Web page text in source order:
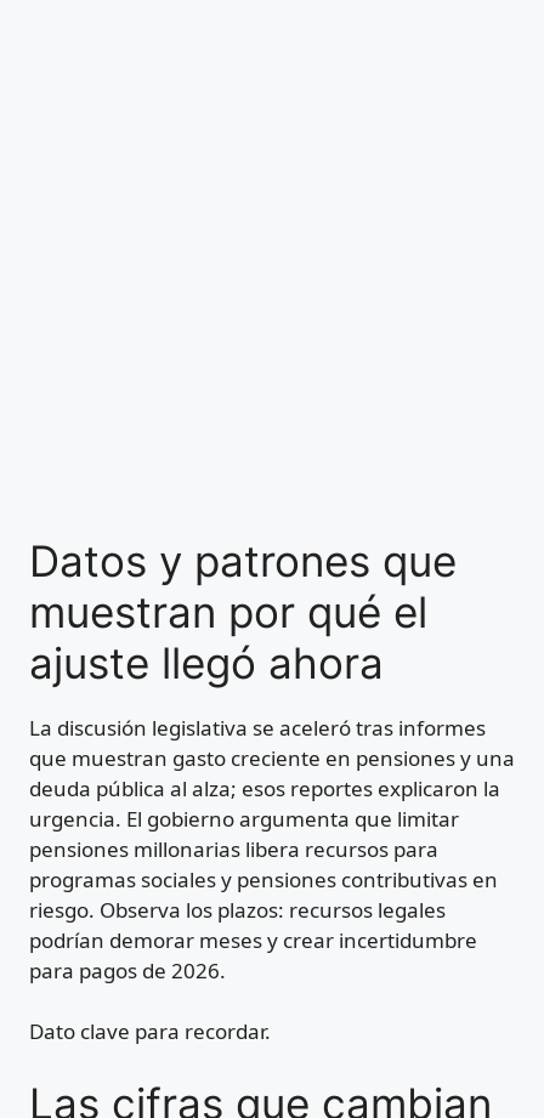
Datos y patrones que
muestran por qué el
ajuste llegó ahora
La discusión legislativa se aceleró tras informes
que muestran gasto creciente en pensiones y una
deuda pública al alza; esos reportes explicaron la
urgencia. El gobierno argumenta que limitar
pensiones millonarias libera recursos para
programas sociales y pensiones contributivas en
riesgo. Observa los plazos: recursos legales
podrían demorar meses y crear incertidumbre
para pagos de 2026.
Dato clave para recordar.
Las cifras que cambian